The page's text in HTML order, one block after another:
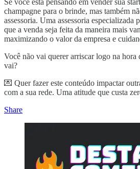
Se você está pensando em vender sua
champagne para o brinde, mas também
assessoria. Uma assessoria especializada
que a venda seja feita da maneira mais
maximizando o valor da empresa e
Você não vai querer arriscar logo na hora
vai?
💌 Quer fazer este conteúdo impactar
com a sua rede. Uma atitude que custa
Share